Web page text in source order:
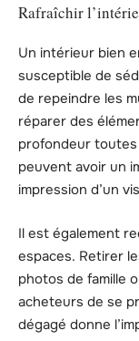
Rafraîchir
Un intérieur bien
susceptible de
de repeindre les
réparer des
profondeur
peuvent avoir un
impression d’un
Il est également
espaces. Retirer
photos de famille
acheteurs de se
dégagé donne